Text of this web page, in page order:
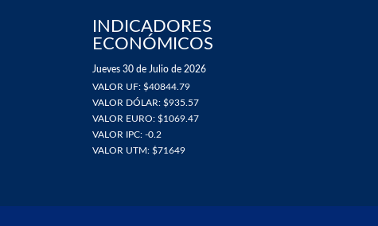
INDICADORES
ECONÓMICOS
Jueves 30 de Julio de 2026
VALOR UF: $40844.79
VALOR DÓLAR: $935.57
VALOR EURO: $1069.47
VALOR IPC: -0.2
VALOR UTM: $71649